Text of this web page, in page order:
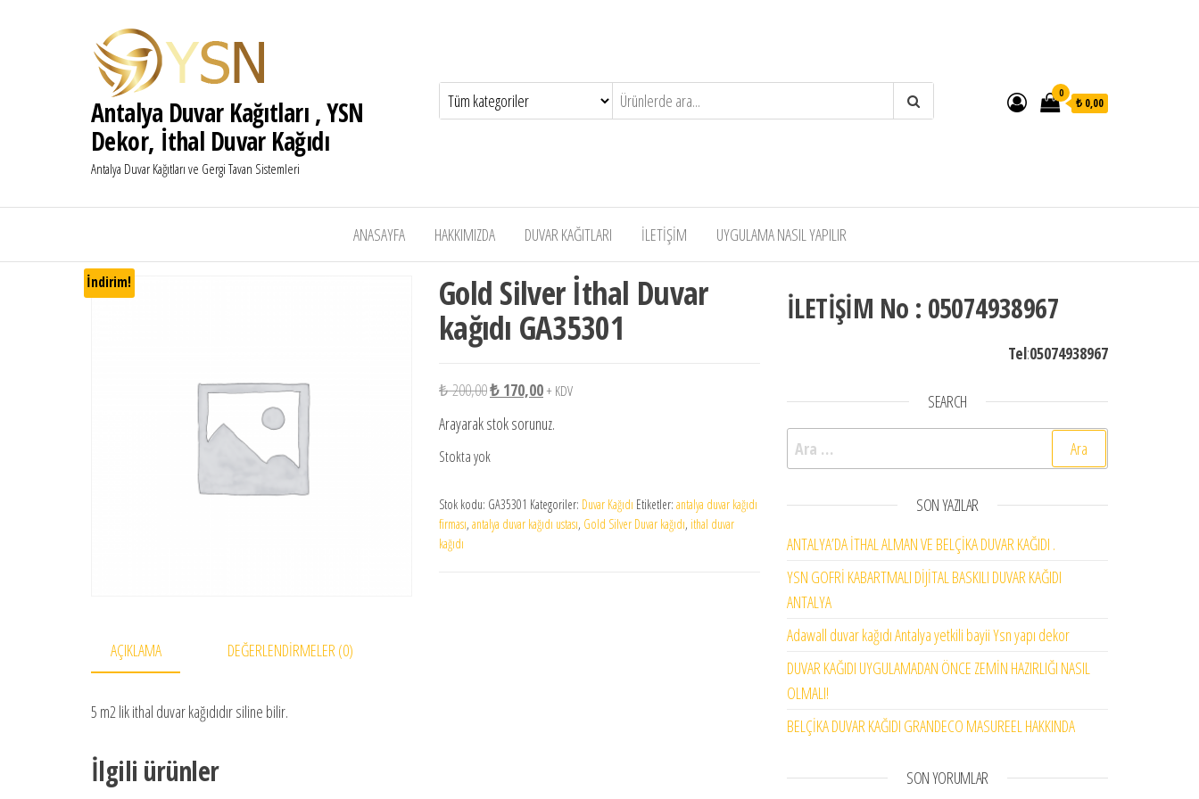
Antalya Duvar Kağıtları , YSN
Dekor, İthal Duvar Kağıdı
Antalya Duvar Kağıtları ve Gergi Tavan Sistemleri
0
₺ 0,00
ANASAYFA HAKKIMIZDA DUVAR KAĞITLARI İLETİŞİM UYGULAMA NASIL YAPILIR
İndirim! Gold Silver İthal Duvar
kağıdı GA35301
₺200,00Orijinal fiyat: ₺ 200,00.
₺170,00Şu andaki fiyat: ₺ 170,00.
+ KDV
Arayarak stok sorunuz.
Stokta yok
Stok kodu: GA35301 Kategoriler: Duvar Kağıdı Etiketler: antalya duvar kağıdı
firması, antalya duvar kağıdı ustası, Gold Silver Duvar kağıdı, ithal duvar
kağıdı
AÇIKLAMA DEĞERLENDIRMELER (0)
5 m2 lik ithal duvar kağıdıdır siline bilir.
İlgili ürünler
İLETİŞİM No : 05074938967
Tel:05074938967
SEARCH
Arama:
SON YAZILAR
ANTALYA’DA İTHAL ALMAN VE BELÇİKA DUVAR KAĞIDI .
YSN GOFRİ KABARTMALI DİJİTAL BASKILI DUVAR KAĞIDI
ANTALYA
Adawall duvar kağıdı Antalya yetkili bayii Ysn yapı dekor
DUVAR KAĞIDI UYGULAMADAN ÖNCE ZEMİN HAZIRLIĞI NASIL
OLMALI!
BELÇİKA DUVAR KAĞIDI GRANDECO MASUREEL HAKKINDA
SON YORUMLAR